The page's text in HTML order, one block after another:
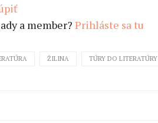
a member? Prihláste sa tu
ŽILINA TÚRY DO LITERATÚRY